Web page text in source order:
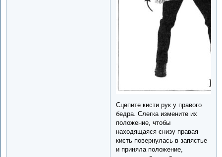
Сцепите кисти рук у правого
бедра. Слегка измените их
положение, чтобы
находящаяся снизу правая
кисть повернулась в запястье
и приняла положение,